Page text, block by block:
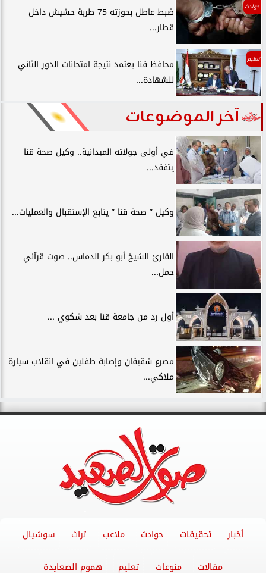
حوادث
ضبط عاطل بحوزته 75 طربة حشيش داخل
قطار...
تعليم
محافظ قنا يعتمد نتيجة امتحانات الدور الثاني
للشهادة...
آخر الموضوعات
في أولى جولاته الميدانية.. وكيل صحة قنا
يتفقد...
وكيل ” صحة قنا ” يتابع الإستقبال والعمليات...
القارئ الشيخ أبو بكر الدماس.. صوت قرآني
حمل...
أول رد من جامعة قنا بعد شكوي ...
مصرع شقيقان وإصابة طفلين في انقلاب سيارة
ملاكي...
أخبار تحقيقات حوادث ملاعب تراث سوشيال
مقالات منوعات تعليم هموم الصعايدة